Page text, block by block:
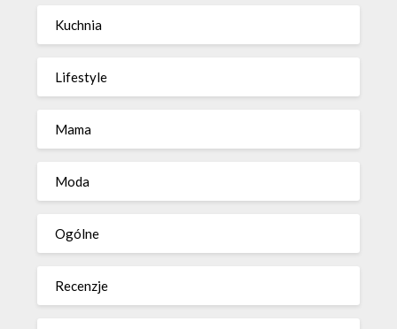
Kuchnia
Lifestyle
Mama
Moda
Ogólne
Recenzje